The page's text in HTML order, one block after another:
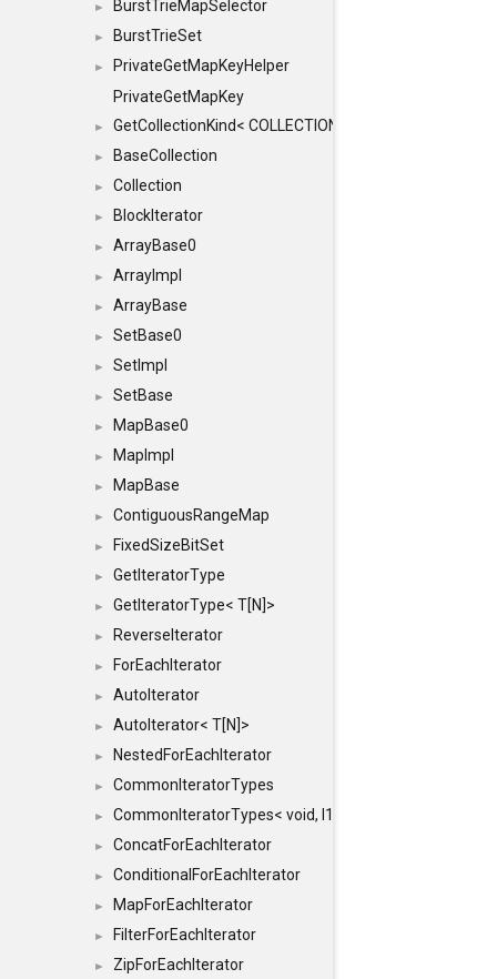
► BurstTrieMapSelector
► BurstTrieSet
►
PrivateGetMapKeyHelper
PrivateGetMapKey
► GetCollectionKind< COLLECTION, typename
► BaseCollection
► Collection
► BlockIterator
► ArrayBase0
► ArrayImpl
► ArrayBase
► SetBase0
► SetImpl
► SetBase
► MapBase0
► MapImpl
► MapBase
► ContiguousRangeMap
► FixedSizeBitSet
► GetIteratorType
► GetIteratorType< T[N]>
► ReverseIterator
► ForEachIterator
► AutoIterator
► AutoIterator< T[N]>
► NestedForEachIterator
► CommonIteratorTypes
► CommonIteratorTypes< void, I1, I2 >
► ConcatForEachIterator
► ConditionalForEachIterator
► MapForEachIterator
► FilterForEachIterator
► ZipForEachIterator